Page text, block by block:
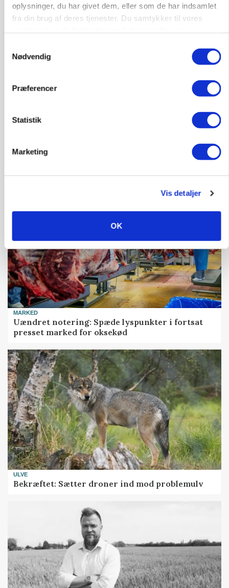
oplysninger, du har givet dem, eller som de har indsamlet
fra din brug af deres tjenester. Du samtykker til vores
Nødvendig
Præferencer
Statistik
Marketing
Vis detaljer
OK
KVÆG
Før såmaskinen kører: Her er efterårets største
MARKED
Uændret notering: Spæde lyspunkter i fortsat
presset marked for oksekød
ULVE
Bekræftet: Sætter droner ind mod problemulv